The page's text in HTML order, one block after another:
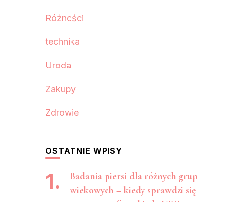
Różności
technika
Uroda
Zakupy
Zdrowie
OSTATNIE WPISY
Badania piersi dla różnych grup
wiekowych – kiedy sprawdzi się